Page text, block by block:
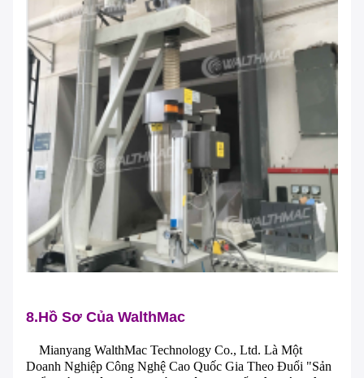
8.Hồ Sơ Của WalthMac
Mianyang WalthMac Technology Co., Ltd. Là Một
Doanh Nghiệp Công Nghệ Cao Quốc Gia Theo Đuổi "sản